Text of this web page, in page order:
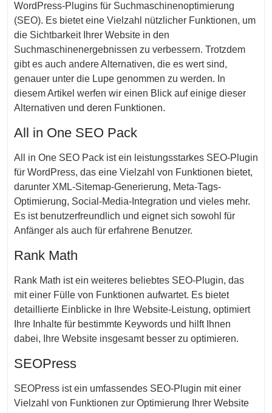
WordPress-Plugins für Suchmaschinenoptimierung
(SEO). Es bietet eine Vielzahl nützlicher Funktionen, um
die Sichtbarkeit Ihrer Website in den
Suchmaschinenergebnissen zu verbessern. Trotzdem
gibt es auch andere Alternativen, die es wert sind,
genauer unter die Lupe genommen zu werden. In
diesem Artikel werfen wir einen Blick auf einige dieser
Alternativen und deren Funktionen.
All in One SEO Pack
All in One SEO Pack ist ein leistungsstarkes SEO-Plugin
für WordPress, das eine Vielzahl von Funktionen bietet,
darunter XML-Sitemap-Generierung, Meta-Tags-
Optimierung, Social-Media-Integration und vieles mehr.
Es ist benutzerfreundlich und eignet sich sowohl für
Anfänger als auch für erfahrene Benutzer.
Rank Math
Rank Math ist ein weiteres beliebtes SEO-Plugin, das
mit einer Fülle von Funktionen aufwartet. Es bietet
detaillierte Einblicke in Ihre Website-Leistung, optimiert
Ihre Inhalte für bestimmte Keywords und hilft Ihnen
dabei, Ihre Website insgesamt besser zu optimieren.
SEOPress
SEOPress ist ein umfassendes SEO-Plugin mit einer
Vielzahl von Funktionen zur Optimierung Ihrer Website